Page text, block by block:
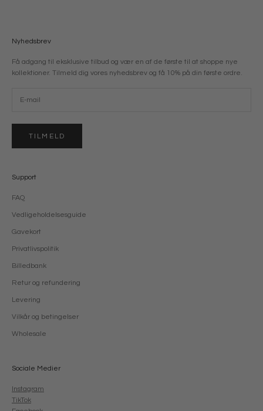
Nyhedsbrev
Få adgang til eksklusive tilbud og vær en af de første til at shoppe nye
kollektioner. Tilmeld dig vores nyhedsbrev og få 10% på din første ordre.
TILMELD
Support
FAQ
Vedligeholdelsesguide
Gavekort
Privatlivspolitik
Billedbank
Retur og refundering
Levering
Vilkår og betingelser
Wholesale
Sociale Medier
Instagram
TikTok